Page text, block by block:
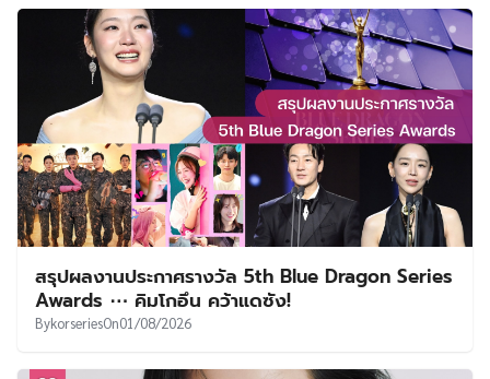
สรุปผลงานประกาศรางวัล 5th Blue Dragon Series
Awards ⋯ คิมโกอึน คว้าแดซัง!
BykorseriesOn01/08/2026